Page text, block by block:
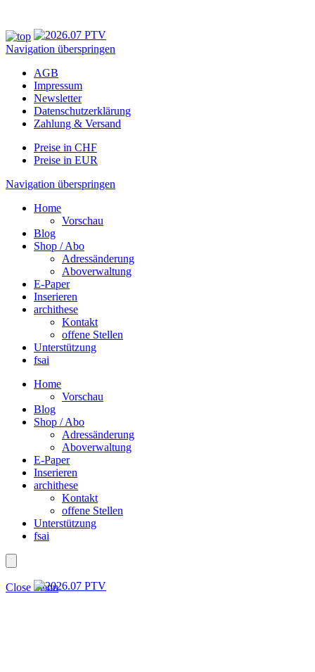
Navigation überspringen
AGB
Impressum
Newsletter
Datenschutzerklärung
Zahlung & Versand
Preise in CHF
Preise in EUR
Navigation überspringen
Home
Vorschau
Blog
Shop / Abo
Adressänderung
Aboverwaltung
E-Paper
Inserieren
archithese
Kontakt
offene Stellen
Unterstützung
fsai
Home
Vorschau
Blog
Shop / Abo
Adressänderung
Aboverwaltung
E-Paper
Inserieren
archithese
Kontakt
offene Stellen
Unterstützung
fsai
Close menu